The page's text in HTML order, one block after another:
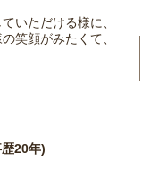
いただける様に、
笑顔がみたくて、
20年)